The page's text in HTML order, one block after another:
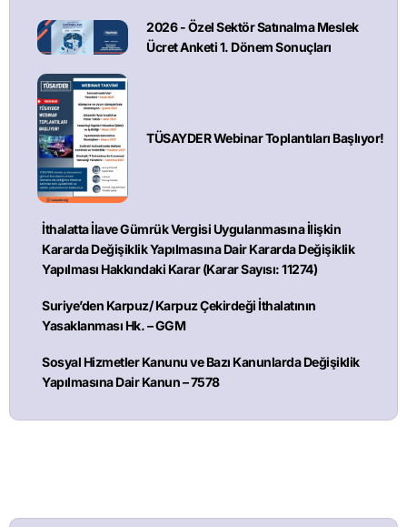
2026 - Özel Sektör Satınalma Meslek
Ücret Anketi 1. Dönem Sonuçları
TÜSAYDER Webinar Toplantıları Başlıyor!
İthalatta İlave Gümrük Vergisi Uygulanmasına İlişkin
Kararda Değişiklik Yapılmasına Dair Kararda Değişiklik
Yapılması Hakkındaki Karar (Karar Sayısı: 11274)
Suriye’den Karpuz/ Karpuz Çekirdeği İthalatının
Yasaklanması Hk. – GGM
Sosyal Hizmetler Kanunu ve Bazı Kanunlarda Değişiklik
Yapılmasına Dair Kanun – 7578